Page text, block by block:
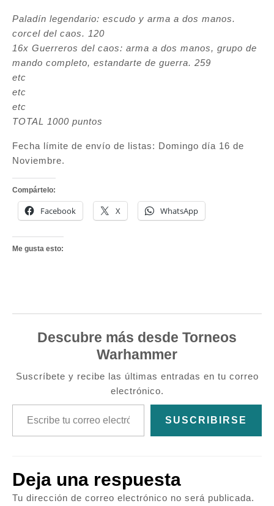
Paladín legendario: escudo y arma a dos manos.
corcel del caos. 120
16x Guerreros del caos: arma a dos manos, grupo de
mando completo, estandarte de guerra. 259
etc
etc
etc
TOTAL 1000 puntos
Fecha límite de envío de listas: Domingo día 16 de
Noviembre.
Compártelo:
Facebook X WhatsApp
Me gusta esto:
Descubre más desde Torneos
Warhammer
Suscríbete y recibe las últimas entradas en tu correo
electrónico.
Escribe tu correo electrónico…
SUSCRIBIRSE
Deja una respuesta
Tu dirección de correo electrónico no será publicada.